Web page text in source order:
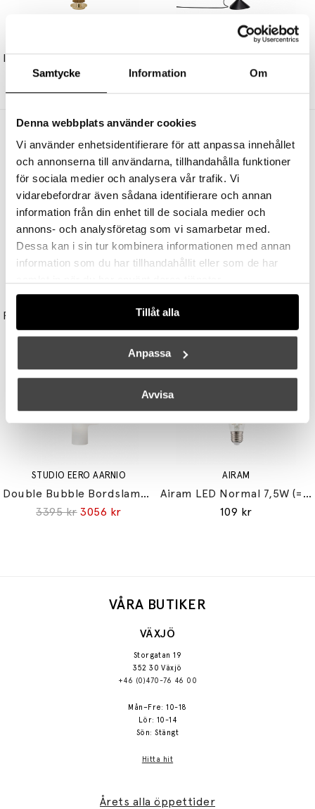
Samtycke Information Om
Denna webbplats använder cookies
Vi använder enhetsidentifierare för att anpassa innehållet
och annonserna till användarna, tillhandahålla funktioner
för sociala medier och analysera vår trafik. Vi
vidarebefordrar även sådana identifierare och annan
information från din enhet till de sociala medier och
annons- och analysföretag som vi samarbetar med.
Dessa kan i sin tur kombinera informationen med annan
information som du har tillhandahållit eller som de har
Tillåt alla
Anpassa
Avvisa
In The Sun 130 Portabel Bordslampa Gold/Gold
4375 kr
DCW ÉDITIONS
Lampe Gras N°205 Bordslampa Svart/Vit/Koppar
5995 kr
Andra köpte även
UNISON
Reflektor MR11 28W (=35W) GU10
149 kr
TALA
179 kr
STUDIO EERO AARNIO
Double Bubble Bordslampa Small
3395 kr 3056 kr
AIRAM
Airam LED Normal 7,5W (=60W) E27
109 kr
VÅRA BUTIKER
VÄXJÖ
Storgatan 19
352 30 Växjö
+46 (0)470-76 46 00
Mån–Fre: 10-18
Lör: 10-14
Sön: Stängt
Hitta hit
Årets alla öppettider